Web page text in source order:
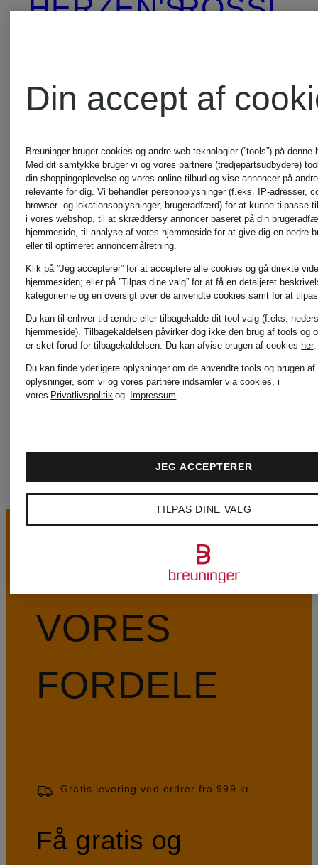
HERZEN'S
INUIKII
Jellycat
Joseph
Ribkoff
KENNEL &
ROSSI
RINO &
PELLE
SKIMS
Smith
& Soul
VORES
FORDELE
Gratis levering ved ordrer fra 999 kr
Få gratis og
Din accept af
Breuninger bruger cookies og andre web-teknologier (”tools”) på denne
Med dit samtykke bruger vi og vores partnere (tredjepartsudbydere)
din shoppingoplevelse og vores online tilbud og vise annoncer på
relevante for dig. Vi behandler personoplysninger (f.eks. IP-adresser,
browser- og lokationsoplysninger, brugeradfærd) for at kunne tilpasse
i vores webshop, til at skræddersy annoncer baseret på din
hjemmeside, til analyse af vores hjemmeside for at give dig en bedre
eller til optimeret annoncemålretning.
Klik på ”Jeg accepterer” for at acceptere alle cookies og gå direkte
hjemmesiden; eller på ”Tilpas dine valg” for at få en detaljeret
kategorierne og en oversigt over de anvendte cookies samt for at
Du kan til enhver tid ændre eller tilbagekalde dit tool-valg (f.eks.
hjemmeside). Tilbagekaldelsen påvirker dog ikke den brug af tools og
er sket forud for tilbagekaldelsen. Du kan afvise brugen af cookies her.
Du kan finde yderligere oplysninger om de anvendte tools og brugen af
oplysninger, som vi og vores partnere indsamler via cookies, i
vores Privatlivspolitik og Impressum
TILPAS DINE VALG
JEG ACCEPTERER